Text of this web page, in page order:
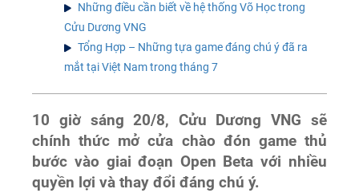
Những điều cần biết về hệ thống Võ Học trong
Cửu Dương VNG
Tổng Hợp – Những tựa game đáng chú ý đã ra
mắt tại Việt Nam trong tháng 7
10 giờ sáng 20/8, Cửu Dương VNG sẽ
chính thức mở cửa chào đón game thủ
bước vào giai đoạn Open Beta với nhiều
quyền lợi và thay đổi đáng chú ý.